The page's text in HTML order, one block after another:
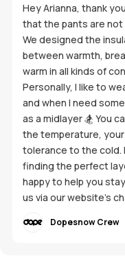
Hey Arianna, thank
that the pants are not
We designed the
between warmth,
warm in all kinds of
Personally, I like to
and when I need
as a midlayer 🏂 You
the temperature,
tolerance to the cold.
finding the perfect
happy to help you
us via our website's
Dopesnow Crew